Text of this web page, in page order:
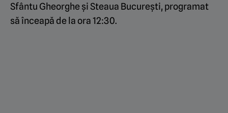
Sfântu Gheorghe și Steaua București, programat
să înceapă de la ora 12:30.